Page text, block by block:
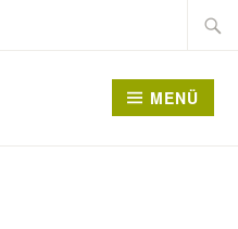
Suche
MENÜ